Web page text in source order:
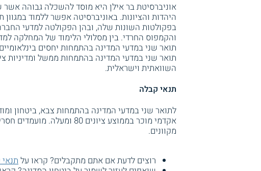
אוניברסיטת בר אילן היא מוסד להשכלה גבוהה
היהדות והציונות. באוניברסיטה אפשר ללמוד
בפקולטות השונות שלה, ובהן הפקולטה למדעי
והקמפוס החרדי. בין מסלולי הלימוד של המחלקה
תואר שני במדעי המדינה בהתמחות יחסים
תואר שני במדעי המדינה בהתמחות ממשל ומדיניות
השוואתית וישראלית.
תנאי קבלה
לתואר שני במדעי המדינה בהתמחות צבא, ביטחון
אקדמי מוכר בממוצע ציונים
מקוונים.
רוצים לדעת אם אתם מתקבלים? קראו על